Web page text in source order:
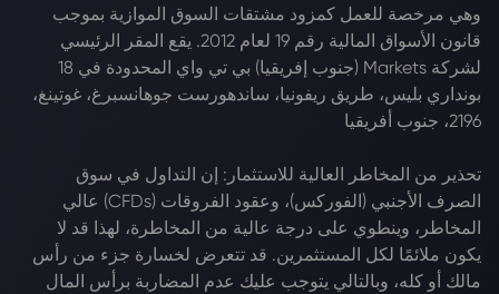
وهي مرخصة للعمل كمزود مشتقات السوق الموازية بموجب
قانون الأسواق المالية رقم 19 لعام 2012. يقع المقر الرئيسي
لشركة Markets (جنوب إفريقيا) بي تي واي المحدودة في 18
بونداري بليس، طريق ريفونيا، ساندهورست جوهانسبرغ، غوتينغ،
2196، جنوب أفريقيا
تحذير من المخاطر العالية للاستثمار: إن التداول في سوق
الصرف الأجنبي (الفوركس)، وعقود الفروقات (CFDs) عالي
المخاطر، وينطوي على درجة عالية من المخاطرة، لهذا قد لا
يكون ملائمًا لكل المستثمرين. قد تتعرض لخسارة جزء من رأس
مالك أو كله، وبالتالي يتوجب عليك عدم المضاربة برأس المال